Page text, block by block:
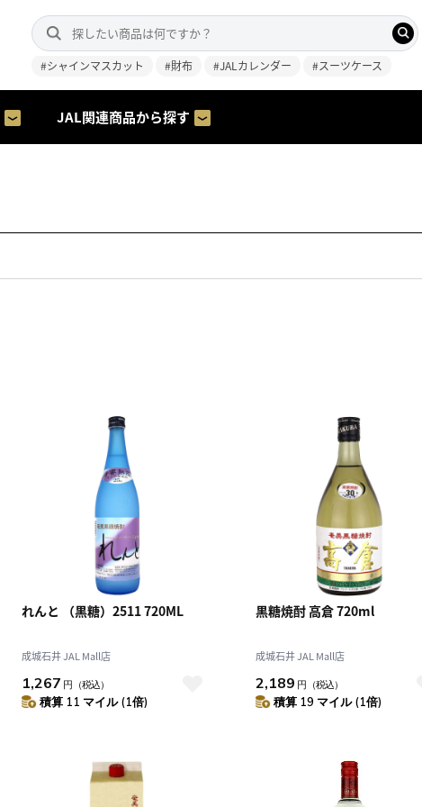
#シャインマスカット #財布 #JALカレンダー #スーツケース
JAL関連商品から探す
れんと （黒糖）2511 720ML
成城石井 JAL Mall店
1,267 円 （税込）
積算 11 マイル (1倍)
黒糖焼酎 高倉 720ml
成城石井 JAL Mall店
2,189 円 （税込）
積算 19 マイル (1倍)